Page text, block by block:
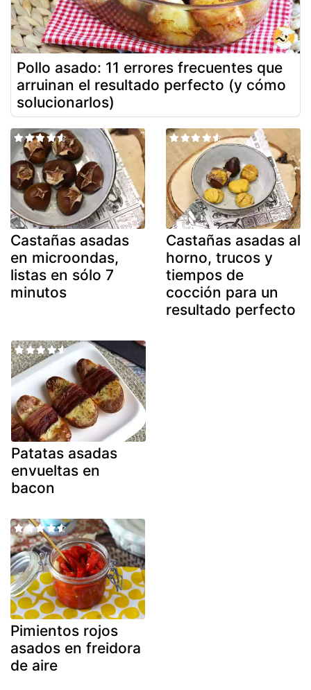
Pollo asado: 11 errores frecuentes que
arruinan el resultado perfecto (y cómo
solucionarlos)
Castañas asadas
en microondas,
listas en sólo 7
minutos
Castañas asadas al
horno, trucos y
tiempos de
cocción para un
resultado perfecto
Patatas asadas
envueltas en
bacon
Pimientos rojos
asados en freidora
de aire